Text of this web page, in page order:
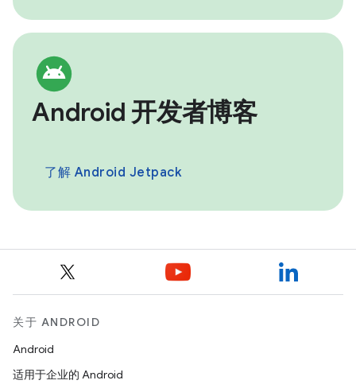
Android 开发者博客
了解 Android Jetpack
关于 ANDROID
Android
适用于企业的 Android